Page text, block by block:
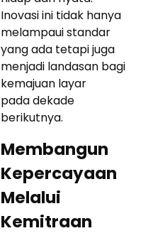
Inovasi ini tidak hanya
melampaui standar
yang ada tetapi juga
menjadi landasan bagi
kemajuan layar
pada dekade
berikutnya.
Membangun
Kepercayaan
Melalui
Kemitraan